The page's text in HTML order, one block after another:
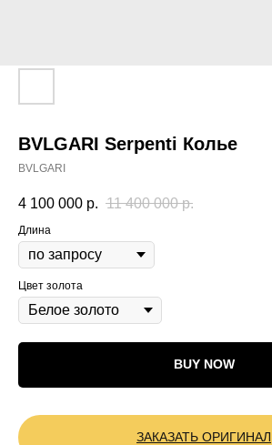
BVLGARI Serpenti Колье
BVLGARI
4 100 000 р. 11 400 000 р.
Длина
Цвет золота
BUY NOW
ЗАКАЗАТЬ ОРИГИНАЛ